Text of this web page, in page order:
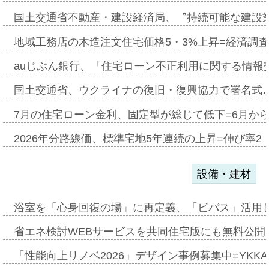
国土交通省不動産・建設経済局、〝持続可能な建
地域工務店の木造注文住宅価格5・3%上昇=経済調
auじぶん銀行、「住宅ローン不正利用に関する情
国土交通省、ウクライナの復旧・復興協力で署名
7月の住宅ローン金利、固定型が総じて低下=6月か
2026年分路線価、標準宅地5年連続の上昇=伸び率
設備・建材
浴室を「心身回復の場」に再定義、「ビバス」活
省エネ検討WEBサービスを共同住宅版にも無料公
「性能向上リノベ2026」デザイン事例募集中